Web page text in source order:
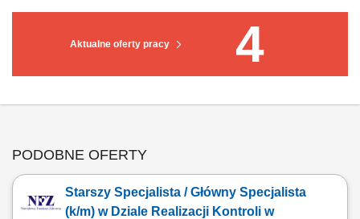
Aktualne oferty pracy 4
PODOBNE OFERTY
Starszy Specjalista / Główny Specjalista
(k/m) w Dziale Realizacji Kontroli w